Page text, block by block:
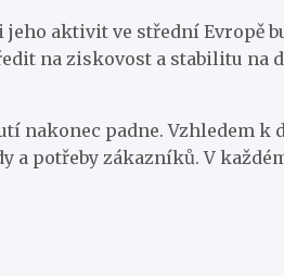
aktivit ve střední Evropě
na ziskovost a stabilitu na
nakonec padne. Vzhledem
potřeby zákazníků. V